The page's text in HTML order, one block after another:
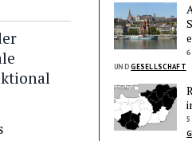
UNDGESELLSCHAFT